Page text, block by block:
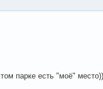
парке есть "моё"